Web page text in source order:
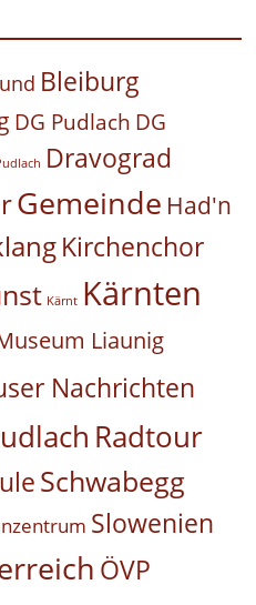
Bleiburg
DG Pudlach DG
Dravograd
Gemeinde Had'n
Kirchenchor
Kärnt Kärnten
Liaunig
Nachrichten
Radtour
Schwabegg
Slowenien
ÖVP